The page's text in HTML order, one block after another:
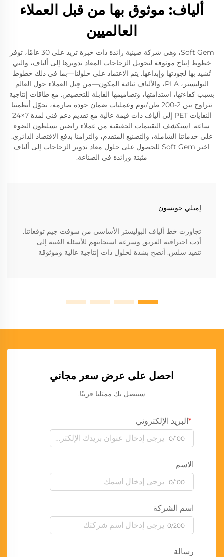
ألياف: موثوق بها من قبل العملاء
العالميين
Soft Gem، وهي شركة صينية رائدة ذات خبرة تزيد على 30 عامًا، توفر
خطوط إنتاج موثوقة لتحويل الزجاجات المعاد تدويرها إلى ألياف، والتي
تُشيد بها لجودتها وإبداعها. يتم الاعتماد على حلولنا—بما في ذلك خطوط
البوليستر، PLA، والألياف ثنائية المكون—من قِبل العملاء حول العالم
بسبب كفاءتها، استدامتها، وتصاميمها القابلة للتخصيص. مع طاقات إنتاجية
تتراوح بين 2-200 طن/يوم وعمليات ضمان جودة صارمة، تحوّل أنظمتنا
النفايات PET إلى ألياف ذات قيمة عالية مع تقديم دعم فني لمدة 7×24
ساعة. استكشف التقييمات الحقيقية من عملاء راضين يسلطون الضوء
على خدماتنا الشاملة، والتصنيع المتقدم، والتزامنا بدفع الاقتصاد الدائري.
اختر Soft Gem للحصول على حلول معاد تدوير الزجاجات إلى ألياف
مثبتة ورائدة في الصناعة.
إميلي جونسون
تجاوزت خط ألياف البوليستر الأساسي من سوفت جيم توقعاتنا.
أدت احترافية الفريق وسرعة استجابتهم للأسئلة الفنية إلى
تنفيذ سلس. أنصح بشدة لحلول ذات إنتاجية عالية وموثوقة
احصل على عرض سعر مجاني
سيتصل بك ممثلنا قريبًا.
البريد الإلكتروني
0/100
الاسم
0/100
اسم الشركة
0/200
رسالة